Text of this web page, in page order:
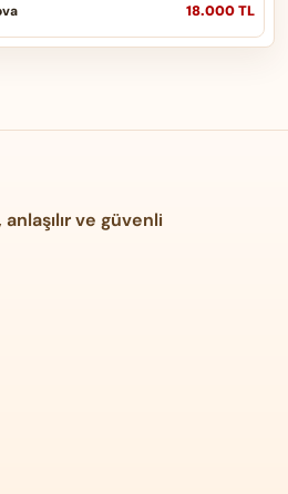
18.000 TL
ve güvenli